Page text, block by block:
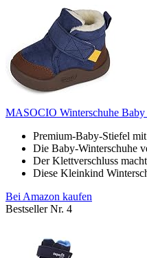
MASOCIO Winterschuhe Baby
Premium-Baby-Stiefel
Die Baby-Winterschuhe
Der Klettverschluss
Diese Kleinkind
Bei Amazon kaufen
Bestseller Nr. 4